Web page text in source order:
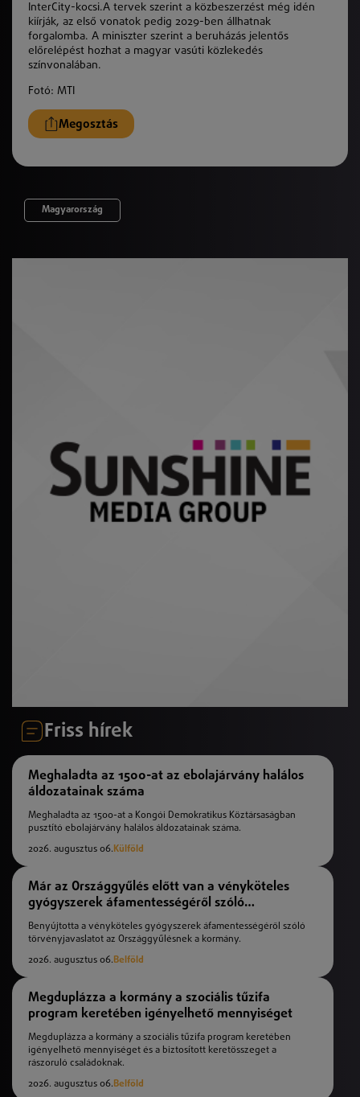
InterCity-kocsi.A tervek szerint a közbeszerzést még idén
kiírják, az első vonatok pedig 2029-ben állhatnak
forgalomba. A miniszter szerint a beruházás jelentős
előrelépést hozhat a magyar vasúti közlekedés
színvonalában.
Fotó: MTI
Megosztás
Magyarország
Friss hírek
Meghaladta az 1500-at az ebolajárvány halálos
áldozatainak száma
Meghaladta az 1500-at a Kongói Demokratikus Köztársaságban
pusztító ebolajárvány halálos áldozatainak száma.
2026. augusztus 06. Külföld
Már az Országgyűlés előtt van a vényköteles
gyógyszerek áfamentességéről szóló
Benyújtotta a vényköteles gyógyszerek áfamentességéről szóló
törvényjavaslatot az Országgyűlésnek a kormány.
2026. augusztus 06.Belföld
Megduplázza a kormány a szociális tűzifa
program keretében igényelhető mennyiséget
Megduplázza a kormány a szociális tűzifa program keretében
igényelhető mennyiséget és a biztosított keretösszeget a
rászoruló családoknak.
2026. augusztus 06.Belföld